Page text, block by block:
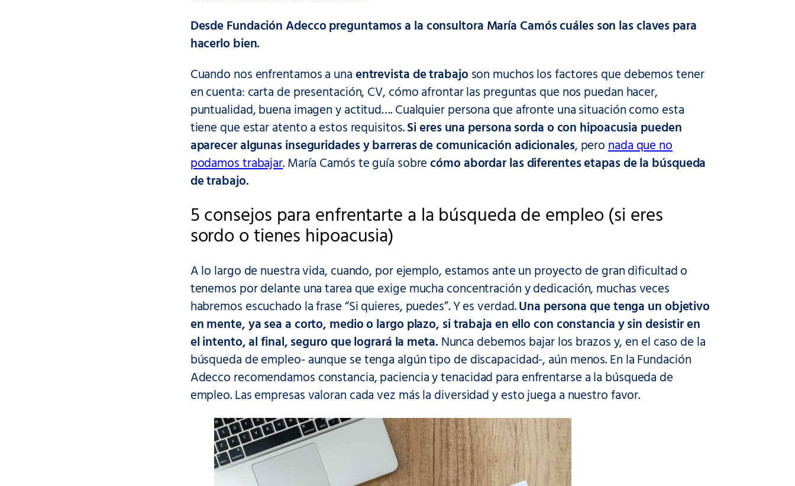
Desde Fundación Adecco preguntamos a la consultora María Camós cuáles son las claves para
hacerlo bien.
Cuando nos enfrentamos a unaentrevista de trabajo son muchos los factores que debemos tener
en cuenta: carta de presentación, CV, cómo afrontar las preguntas que nos puedan hacer,
puntualidad, buena imagen y actitud…. Cualquier persona que afronte una situación como esta
tiene que estar atento a estos requisitos.Si eres una persona sorda o con hipoacusia pueden
aparecer algunas inseguridades y barreras de comunicación adicionales, peronada que no
podamos trabajar. María Camós te guía sobrecómo abordar las diferentes etapas de la búsqueda
de trabajo.
5 consejos para enfrentarte a la búsqueda de empleo (si eres
sordo o tienes hipoacusia)
A lo largo de nuestra vida, cuando, por ejemplo, estamos ante un proyecto de gran dificultad o
tenemos por delante una tarea que exige mucha concentración y dedicación, muchas veces
habremos escuchado la frase “Si quieres, puedes”. Y es verdad.Una persona que tenga un objetivo
en mente, ya sea a corto, medio o largo plazo, si trabaja en ello con constancia y sin desistir en
el intento, al final, seguro que logrará la meta. Nunca debemos bajar los brazos y, en el caso de la
búsqueda de empleo- aunque se tenga algún tipo de discapacidad-, aún menos. En la Fundación
Adecco recomendamos constancia, paciencia y tenacidad para enfrentarse a la búsqueda de
empleo. Las empresas valoran cada vez más la diversidad y esto juega a nuestro favor.